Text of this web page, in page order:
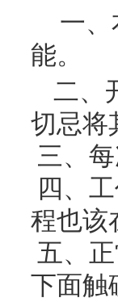
一
能。
二、
切忌将
三、
四、
程也该
五、
下面触